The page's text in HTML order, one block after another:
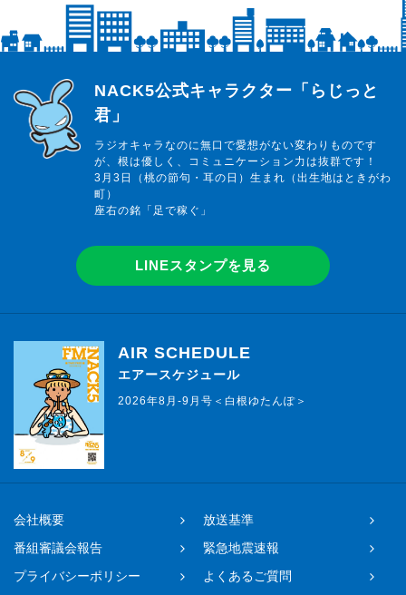
らじっと君
NACK5公式キャラクター「らじっと
君」
ラジオキャラなのに無口で愛想がない変わりものです
が、根は優しく、コミュニケーション力は抜群です！
3月3日（桃の節句・耳の日）生まれ（出生地はときがわ
町）
座右の銘「足で稼ぐ」
LINEスタンプを見る
AIR SCHEDULE
エアースケジュール
2026年8月-9月号＜白根ゆたんぽ＞
会社概要
放送基準
番組審議会報告
緊急地震速報
プライバシーポリシー
よくあるご質問